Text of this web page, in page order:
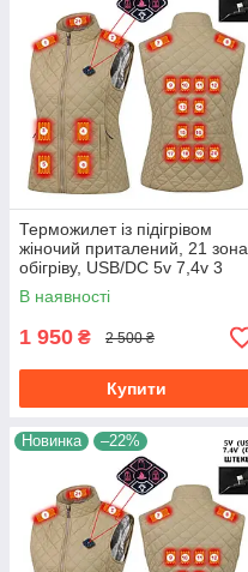
Терможилет із підігрівом
жіночий приталений, 21 зона
обігріву, USB/DC 5v 7,4v 3
режими регулювання
температури бежевий, розмір
В наявності
1 950 ₴ 2 500 ₴
Купити
Новинка –22%